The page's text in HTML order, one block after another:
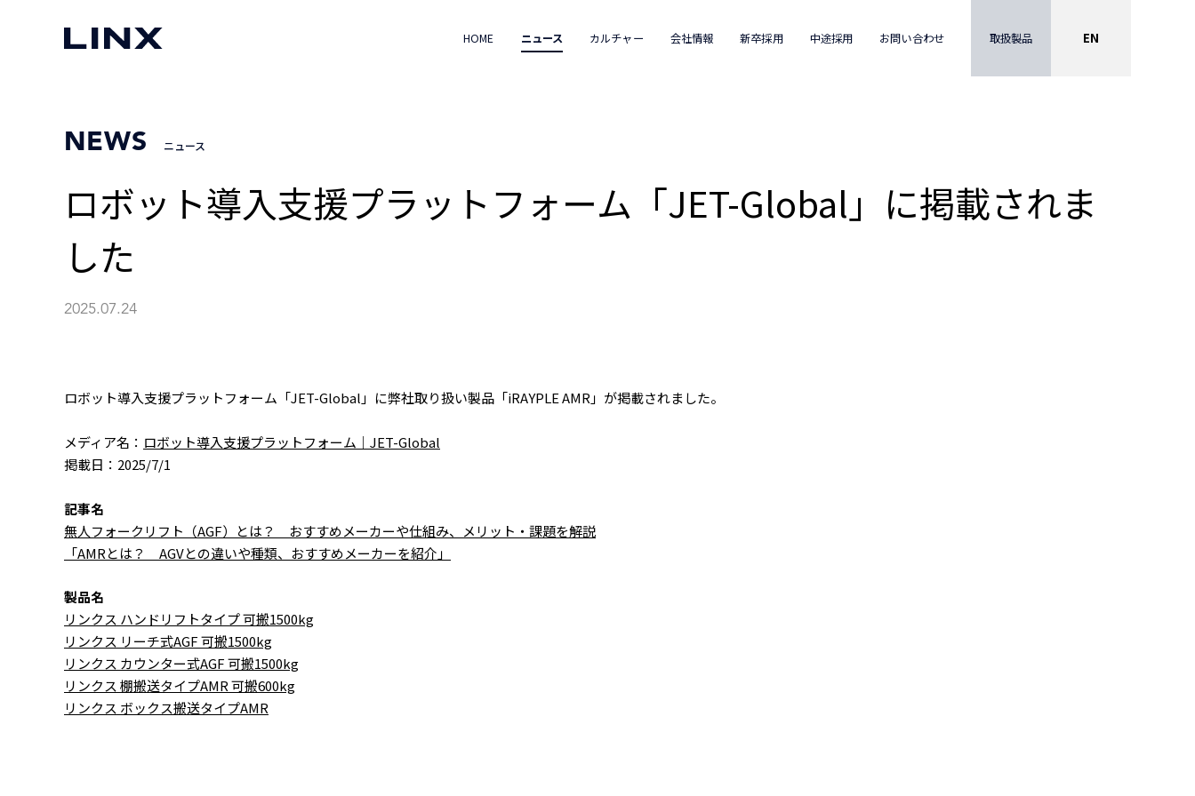
HOME ニュース カルチャー 会社情報 新卒採用 中途採用 お問い合わせ 取扱製品 EN
NEWS ニュース
ロボット導入支援プラットフォーム「JET-Global」に掲載されま
した
2025.07.24
ロボット導入支援プラットフォーム「JET-Global」に弊社取り扱い製品「iRAYPLE AMR」が掲載されました。
メディア名： ロボット導入支援プラットフォーム｜JET-Global
掲載日：2025/7/1
記事名
無人フォークリフト（AGF）とは？ おすすめメーカーや仕組み、メリット・課題を解説
「AMRとは？ AGVとの違いや種類、おすすめメーカーを紹介」
製品名
リンクス ハンドリフトタイプ 可搬1500kg
リンクス リーチ式AGF 可搬1500kg
リンクス カウンター式AGF 可搬1500kg
リンクス 棚搬送タイプAMR 可搬600kg
リンクス ボックス搬送タイプAMR